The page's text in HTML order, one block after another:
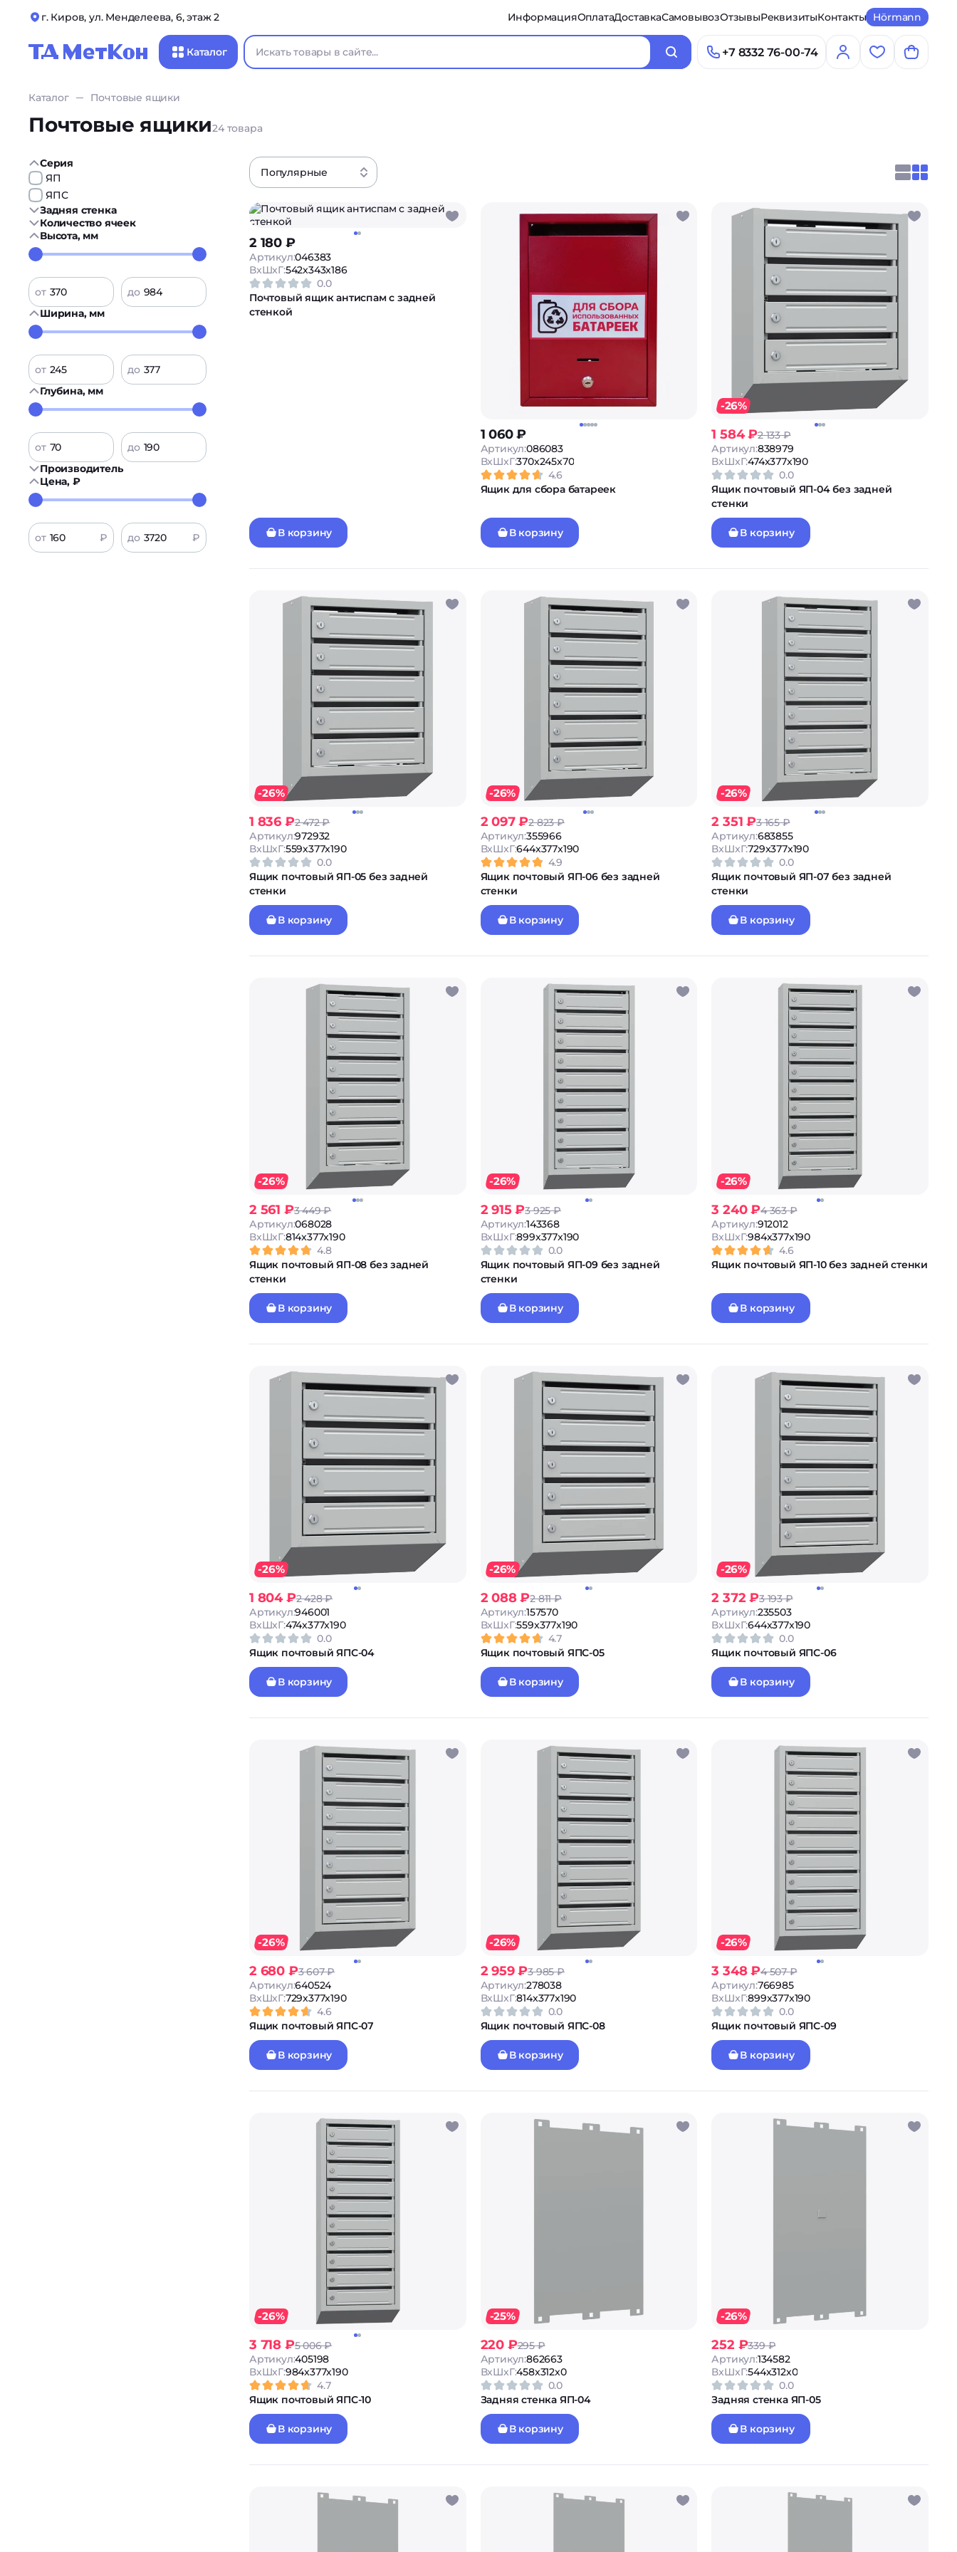
г. Киров, ул. Менделеева, 6, этаж 2 ИнформацияОплатаДоставкаСамовывозОтзывыРеквизитыКонтакты Hörmann
Каталог +7 8332 76-00-74
Каталог Почтовые ящики
Почтовые ящики24 товара
Серия
ЯП
ЯПС
Задняя стенка
Количество ячеек
Высота, мм
от
до
Ширина, мм
от
до
Глубина, мм
от
до
Производитель
Цена, ₽
от ₽ до ₽
Популярные
2 180 ₽
Артикул:046383
ВxШxГ:542x343x186
0.0
Почтовый ящик антиспам с задней
стенкой
В корзину
1 060 ₽
Артикул:086083
ВxШxГ:370x245x70
4.6
Ящик для сбора батареек
В корзину
-26%
1 584 ₽2 133 ₽
Артикул:838979
ВxШxГ:474x377x190
0.0
Ящик почтовый ЯП-04 без задней
стенки
В корзину
-26%
1 836 ₽2 472 ₽
Артикул:972932
ВxШxГ:559x377x190
0.0
Ящик почтовый ЯП-05 без задней
стенки
В корзину
-26%
2 097 ₽2 823 ₽
Артикул:355966
ВxШxГ:644x377x190
4.9
Ящик почтовый ЯП-06 без задней
стенки
В корзину
-26%
2 351 ₽3 165 ₽
Артикул:683855
ВxШxГ:729x377x190
0.0
Ящик почтовый ЯП-07 без задней
стенки
В корзину
-26%
2 561 ₽3 449 ₽
Артикул:068028
ВxШxГ:814x377x190
4.8
Ящик почтовый ЯП-08 без задней
стенки
В корзину
-26%
2 915 ₽3 925 ₽
Артикул:143368
ВxШxГ:899x377x190
0.0
Ящик почтовый ЯП-09 без задней
стенки
В корзину
-26%
3 240 ₽4 363 ₽
Артикул:912012
ВxШxГ:984x377x190
4.6
Ящик почтовый ЯП-10 без задней стенки
В корзину
-26%
1 804 ₽2 428 ₽
Артикул:946001
ВxШxГ:474x377x190
0.0
Ящик почтовый ЯПС-04
В корзину
-26%
2 088 ₽2 811 ₽
Артикул:157570
ВxШxГ:559x377x190
4.7
Ящик почтовый ЯПС-05
В корзину
-26%
2 372 ₽3 193 ₽
Артикул:235503
ВxШxГ:644x377x190
0.0
Ящик почтовый ЯПС-06
В корзину
-26%
2 680 ₽3 607 ₽
Артикул:640524
ВxШxГ:729x377x190
4.6
Ящик почтовый ЯПС-07
В корзину
-26%
2 959 ₽3 985 ₽
Артикул:278038
ВxШxГ:814x377x190
0.0
Ящик почтовый ЯПС-08
В корзину
-26%
3 348 ₽4 507 ₽
Артикул:766985
ВxШxГ:899x377x190
0.0
Ящик почтовый ЯПС-09
В корзину
-26%
3 718 ₽5 006 ₽
Артикул:405198
ВxШxГ:984x377x190
4.7
Ящик почтовый ЯПС-10
В корзину
-25%
220 ₽295 ₽
Артикул:862663
ВxШxГ:458x312x0
0.0
Задняя стенка ЯП-04
В корзину
-26%
252 ₽339 ₽
Артикул:134582
ВxШxГ:544x312x0
0.0
Задняя стенка ЯП-05
В корзину